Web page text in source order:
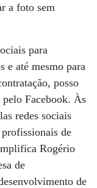
a foto sem
para
e até mesmo para
posso
Facebook. Às
redes sociais
de
Rogério
de
de